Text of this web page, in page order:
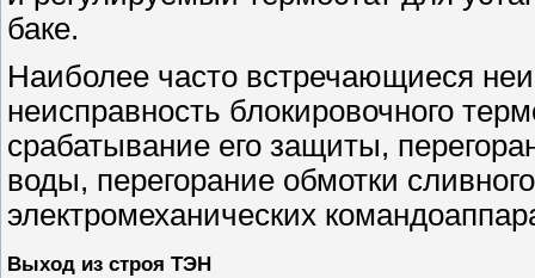
баке.
Наиболее часто встречающиеся
неисправность блокировочного
срабатывание его защиты,
воды, перегорание обмотки
электромеханических
Выход из строя ТЭН